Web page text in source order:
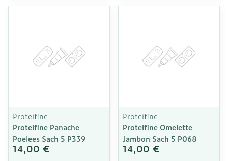
Proteifine
Proteifine Panache
Poelees Sach 5 P339
14,00 €
Proteifine
Proteifine Omelette
Jambon Sach 5 P068
14,00 €